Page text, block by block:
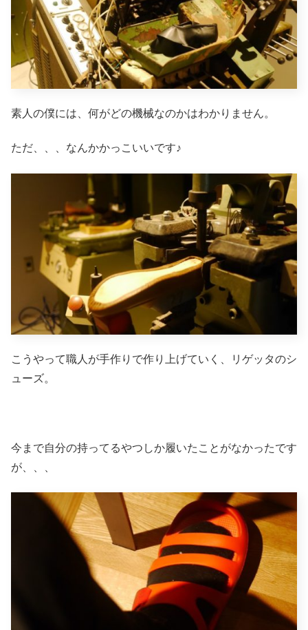
素人の僕には、何がどの機械なのかはわかりません。
ただ、、、なんかかっこいいです♪
こうやって職人が手作りで作り上げていく、リゲッタのシ
ューズ。
今まで自分の持ってるやつしか履いたことがなかったです
が、、、